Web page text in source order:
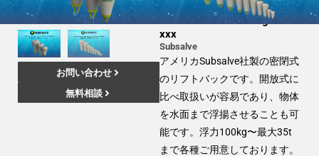
お問い合わせ
無料相談
Salvage Pontoons SP-xxx /
Enclosed Flotation Bags EFB-
xxx
Subsalve
アメリカSubsalve社製の密閉式
のリフトバックです。開放式に
比べ取扱いが容易であり、物体
を水面まで浮揚させることも可
能です。浮力100kg〜最大35t
まで各種ご用意しております。